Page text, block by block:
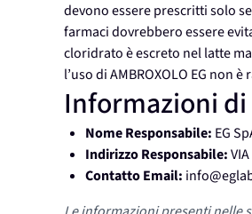
devono essere prescritti solo
farmaci dovrebbero essere
cloridrato è escreto nel latte
l’uso di AMBROXOLO EG non
Informazioni di
Nome Responsabile: EG
Indirizzo Responsabile:
Contatto Email: